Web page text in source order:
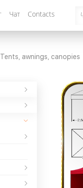
Чат Contacts
Tents, awnings, canopies